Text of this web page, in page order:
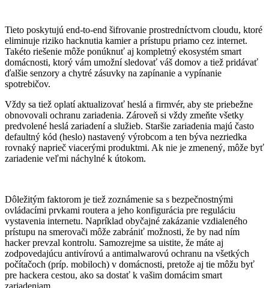
Tieto poskytujú end-to-end šifrovanie prostredníctvom cloudu, ktoré
eliminuje riziko hacknutia kamier a prístupu priamo cez internet.
Takéto riešenie môže ponúknuť aj kompletný ekosystém smart
domácnosti, ktorý vám umožní sledovať váš domov a tiež pridávať
ďalšie senzory a chytré zásuvky na zapínanie a vypínanie
spotrebičov.
Vždy sa tiež oplatí aktualizovať heslá a firmvér, aby ste priebežne
obnovovali ochranu zariadenia. Zároveň si vždy zmeňte všetky
predvolené heslá zariadení a služieb. Staršie zariadenia majú často
defaultný kód (heslo) nastavený výrobcom a ten býva nezriedka
rovnaký naprieč viacerými produktmi. Ak nie je zmenený, môže byť
zariadenie veľmi náchylné k útokom.
Dôležitým faktorom je tiež zoznámenie sa s bezpečnostnými
ovládacími prvkami routera a jeho konfigurácia pre reguláciu
vystavenia internetu. Napríklad obyčajné zakázanie vzdialeného
prístupu na smerovači môže zabrániť možnosti, že by nad ním
hacker prevzal kontrolu. Samozrejme sa uistite, že máte aj
zodpovedajúcu antivírovú a antimalwarovú ochranu na všetkých
počítačoch (príp. mobiloch) v domácnosti, pretože aj tie môžu byť
pre hackera cestou, ako sa dostať k vašim domácim smart
zariadeniam.